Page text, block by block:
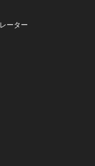
ーター